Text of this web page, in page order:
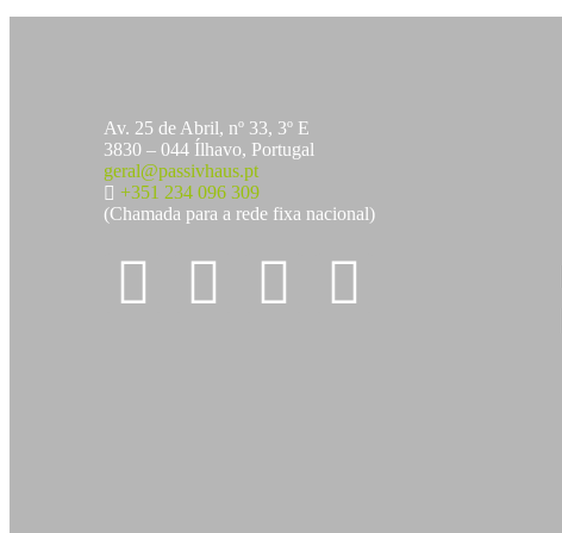
Av. 25 de Abril, nº 33, 3º E
3830 – 044 Ílhavo, Portugal
geral@passivhaus.pt
+351 234 096 309
(Chamada para a rede fixa nacional)